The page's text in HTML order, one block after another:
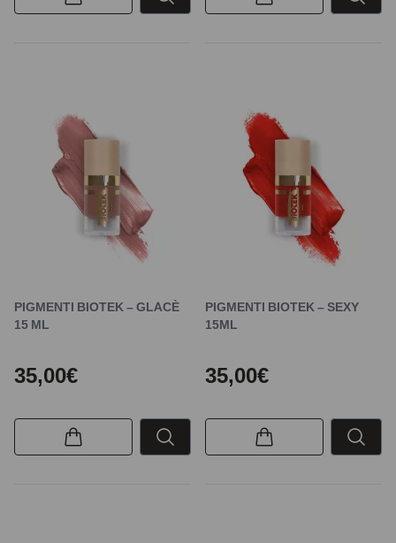
PIGMENTI BIOTEK – GLACÈ
15 ML
35,00€
PIGMENTI BIOTEK – SEXY
15ML
35,00€